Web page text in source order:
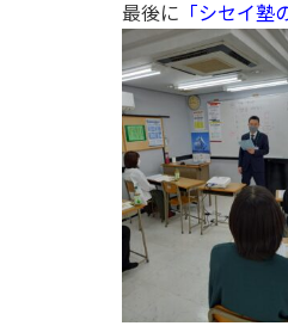
最後に 「シセイ塾